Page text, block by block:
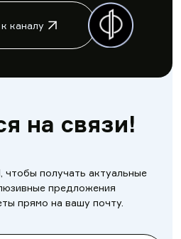
каналу
на связи!
чтобы получать актуальные
предложения
прямо на вашу почту.